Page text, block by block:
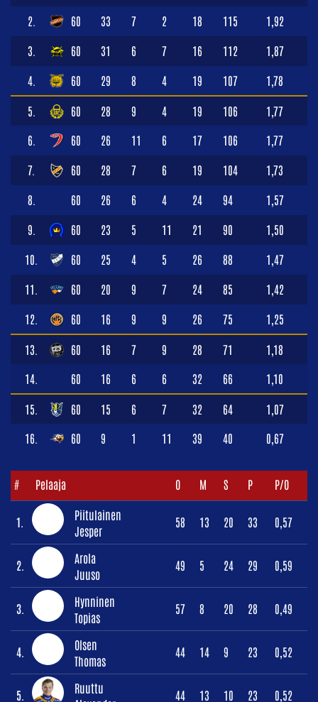
2. 60 33 7 2 18 115 1,92
3. 60 31 6 7 16 112 1,87
4. 60 29 8 4 19 107 1,78
5. 60 28 9 4 19 106 1,77
6. 60 26 11 6 17 106 1,77
7. 60 28 7 6 19 104 1,73
8. 60 26 6 4 24 94 1,57
9. 60 23 5 11 21 90 1,50
10. 60 25 4 5 26 88 1,47
11. 60 20 9 7 24 85 1,42
12. 60 16 9 9 26 75 1,25
13. 60 16 7 9 28 71 1,18
14. 60 16 6 6 32 66 1,10
15. 60 15 6 7 32 64 1,07
16. 60 9 1 11 39 40 0,67
# Pelaaja O M S P P/O
1.
Piitulainen
Jesper
58 13 20 33 0,57
2.
Arola
Juuso
49 5 24 29 0,59
3.
Hynninen
Topias
57 8 20 28 0,49
4.
Olsen
Thomas
44 14 9 23 0,52
5.
Ruuttu
44 13 10 23 0,52